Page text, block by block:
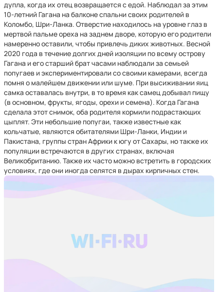
дупла, когда их отец возвращается с едой. Наблюдал за этим
10-летний Гагана на балконе спальни своих родителей в
Коломбо, Шри-Ланка. Отверстие находилось на уровне глаз в
мертвой пальме ореха на заднем дворе, которую его родители
намеренно оставили, чтобы привлечь диких животных. Весной
2020 года в течение долгих дней изоляции по всему острову
Гагана и его старший брат часами наблюдали за семьей
попугаев и экспериментировали со своими камерами, всегда
помня о малейшем движении или шуме. При высиживании яиц
самка оставалась внутри, в то время как самец добывал пищу
(в основном, фрукты, ягоды, орехи и семена). Когда Гагана
сделала этот снимок, оба родителя кормили подрастающих
цыплят. Эти небольшие попугаи, также известные как
кольчатые, являются обитателями Шри-Ланки, Индии и
Пакистана, группы стран Африки к югу от Сахары, но также их
популяции встречаются в других странах, включая
Великобританию. Также их часто можно встретить в городских
условиях, где они иногда селятся в дырах кирпичных стен.